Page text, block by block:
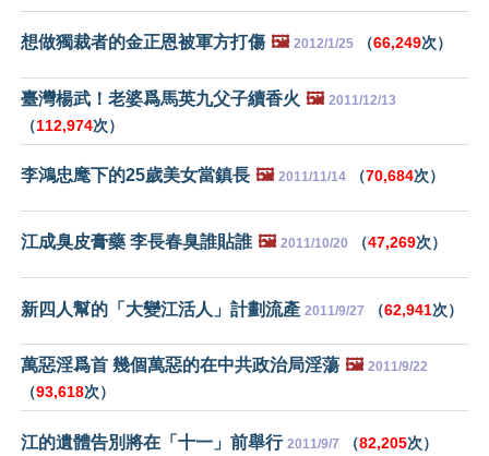
想做獨裁者的金正恩被軍方打傷 🖼️ 2012/1/25 （66,249次）
臺灣楊武！老婆爲馬英九父子續香火 🖼️ 2011/12/13
（112,974次）
李鴻忠麾下的25歲美女當鎮長 🖼️ 2011/11/14 （70,684次）
江成臭皮膏藥 李長春臭誰貼誰 🖼️ 2011/10/20 （47,269次）
新四人幫的「大變江活人」計劃流產 2011/9/27 （62,941次）
萬惡淫爲首 幾個萬惡的在中共政治局淫蕩 🖼️ 2011/9/22
（93,618次）
江的遺體告別將在「十一」前舉行 2011/9/7 （82,205次）